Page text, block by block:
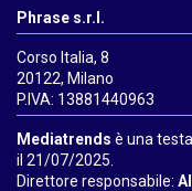
Phrase s.r.l.
Corso Italia, 8
20122, Milano
P.IVA: 13881440963
Mediatrends è una
il 21/07/2025.
Direttore responsabile: